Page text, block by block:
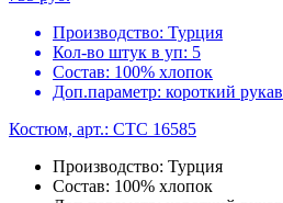
Производство: Турция
Кол-во штук в уп: 5
Состав: 100% хлопок
Доп.параметр: короткий рукав
Костюм, арт.: CTC 16585
Производство: Турция
Состав: 100% хлопок